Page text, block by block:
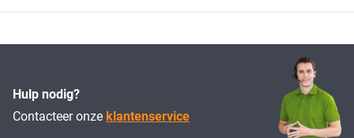
Hulp nodig?
Contacteer onze klantenservice